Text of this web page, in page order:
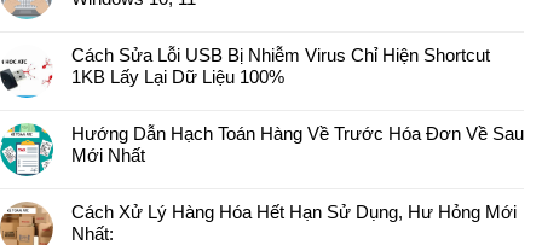
Cách Sửa Lỗi USB Bị Nhiễm Virus Chỉ Hiện Shortcut
1KB Lấy Lại Dữ Liệu 100%
Hướng Dẫn Hạch Toán Hàng Về Trước Hóa Đơn Về Sau
Mới Nhất
Cách Xử Lý Hàng Hóa Hết Hạn Sử Dụng, Hư Hỏng Mới
Nhất: